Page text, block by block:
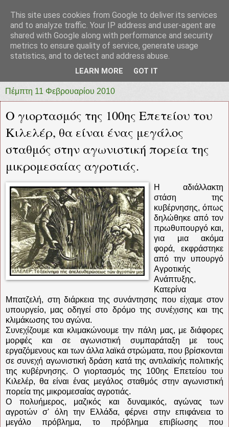
prototypia
"ΠΡΩΤΟΤΥΠΙΑ" * ΑΝΕΞΑΡΤΗΤΗ-ΗΛΕΚΤΡΟΝΙΚΗ-
Πέμπτη 11 Φεβρουαρίου 2010
Ο γιορτασμός της 100ης Επετείου του
Κιλελέρ, θα είναι ένας μεγάλος
σταθμός στην αγωνιστική πορεία της
μικρομεσαίας αγροτιάς.
Η αδιάλλακτη
στάση της
κυβέρνησης, όπως
δηλώθηκε από τον
πρωθυπουργό και,
για μια ακόμα
φορά, εκφράστηκε
από την υπουργό
Αγροτικής
Ανάπτυξης,
Κατερίνα
Μπατζελή, στη διάρκεια της συνάντησης που είχαμε στον
υπουργείο, μας οδηγεί στο δρόμο της συνέχισης και της
κλιμάκωσης του αγώνα.
Συνεχίζουμε και κλιμακώνουμε την πάλη μας, με διάφορες
μορφές και σε αγωνιστική συμπαράταξη με τους
εργαζόμενους και των άλλα λαϊκά στρώματα, που βρίσκονται
σε συνεχή αγωνιστική δράση κατά της αντιλαϊκής πολιτικής
της κυβέρνησης. Ο γιορτασμός της 100ης Επετείου του
Κιλελέρ, θα είναι ένας μεγάλος σταθμός στην αγωνιστική
πορεία της μικρομεσαίας αγροτιάς.
Ο πολυήμερος, μαζικός και δυναμικός, αγώνας των
αγροτών σ' όλη την Ελλάδα, φέρνει στην επιφάνεια το
μεγάλο πρόβλημα, το πρόβλημα επιβίωσης που
This site uses cookies from Google to deliver its services
and to analyze traffic. Your IP address and user-agent are
shared with Google along with performance and security
metrics to ensure quality of service, generate usage
statistics, and to detect and address abuse.
LEARN MORE GOT IT